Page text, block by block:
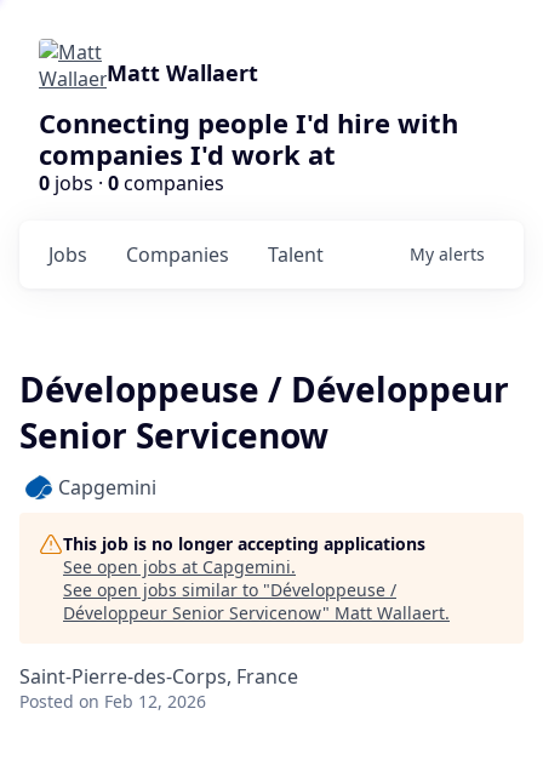
Matt Wallaert
Connecting people I'd hire with
companies I'd work at
0 jobs · 0companies
Jobs Companies Talent My alerts
Développeuse / Développeur
Senior Servicenow
Capgemini
This job is no longer accepting applications
See open jobs at Capgemini.
See open jobs similar to "Développeuse /
Développeur Senior Servicenow" Matt Wallaert.
Saint-Pierre-des-Corps, France
Posted on Feb 12, 2026